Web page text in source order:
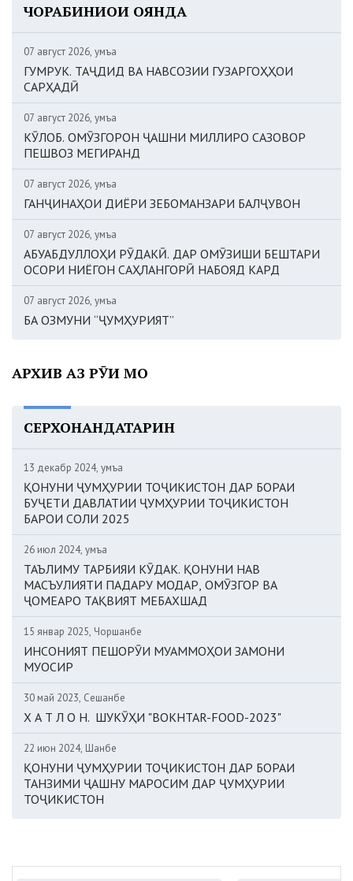
ЧОРАБИНИҲОИ ОЯНДА
07 август 2026, Ҷумъа
ГУМРУК. ТАҶДИД ВА НАВСОЗИИ ГУЗАРГОҲҲОИ
САРҲАДӢ
07 август 2026, Ҷумъа
КӮЛОБ. ОМӮЗГОРОН ҶАШНИ МИЛЛИРО САЗОВОР
ПЕШВОЗ МЕГИРАНД
07 август 2026, Ҷумъа
ГАНҶИНАҲОИ ДИЁРИ ЗЕБОМАНЗАРИ БАЛҶУВОН
07 август 2026, Ҷумъа
АБУАБДУЛЛОҲИ РӮДАКӢ. ДАР ОМӮЗИШИ БЕШТАРИ
ОСОРИ НИЁГОН САҲЛАНГОРӢ НАБОЯД КАРД
07 август 2026, Ҷумъа
БА ОЗМУНИ “ҶУМҲУРИЯТ”
АРХИВ АЗ РӮИ МОҲ
СЕРХОНАНДАТАРИН
13 декабр 2024, Ҷумъа
ҚОНУНИ ҶУМҲУРИИ ТОҶИКИСТОН ДАР БОРАИ
БУҶЕТИ ДАВЛАТИИ ҶУМҲУРИИ ТОҶИКИСТОН
БАРОИ СОЛИ 2025
26 июл 2024, Ҷумъа
ТАЪЛИМУ ТАРБИЯИ КӮДАК. ҚОНУНИ НАВ
МАСЪУЛИЯТИ ПАДАРУ МОДАР, ОМӮЗГОР ВА
ҶОМЕАРО ТАҚВИЯТ МЕБАХШАД
15 январ 2025, Чоршанбе
ИНСОНИЯТ ПЕШОРӮИ МУАММОҲОИ ЗАМОНИ
МУОСИР
30 май 2023, Сешанбе
Х А Т Л О Н. ШУКӮҲИ "BOKHTAR-FOOD-2023"
22 июн 2024, Шанбе
ҚОНУНИ ҶУМҲУРИИ ТОҶИКИСТОН ДАР БОРАИ
ТАНЗИМИ ҶАШНУ МАРОСИМ ДАР ҶУМҲУРИИ
ТОҶИКИСТОН